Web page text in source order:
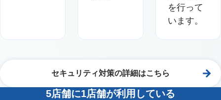
を行って
います。
セキュリティ対策の詳細はこちら
5店舗に1店舗が利用している